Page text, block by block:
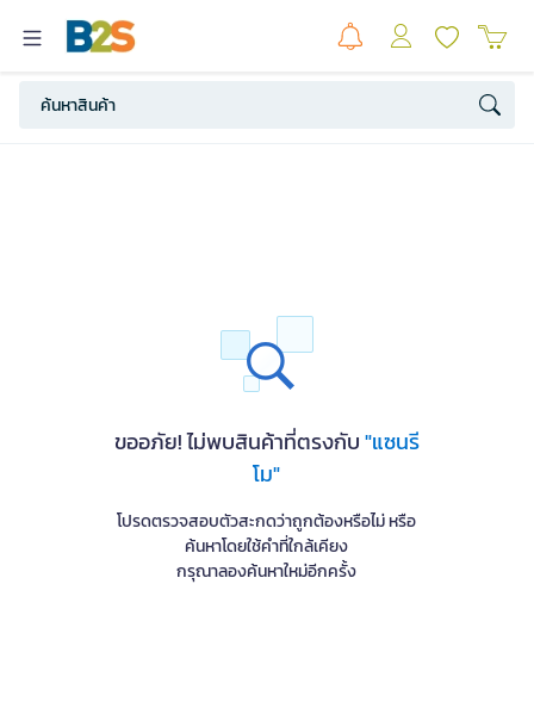
ขออภัย! ไม่พบสินค้าที่ตรงกับ"แซนรี
โม"
โปรดตรวจสอบตัวสะกดว่าถูกต้องหรือไม่ หรือ
ค้นหาโดยใช้คำที่ใกล้เคียง
กรุณาลองค้นหาใหม่อีกครั้ง